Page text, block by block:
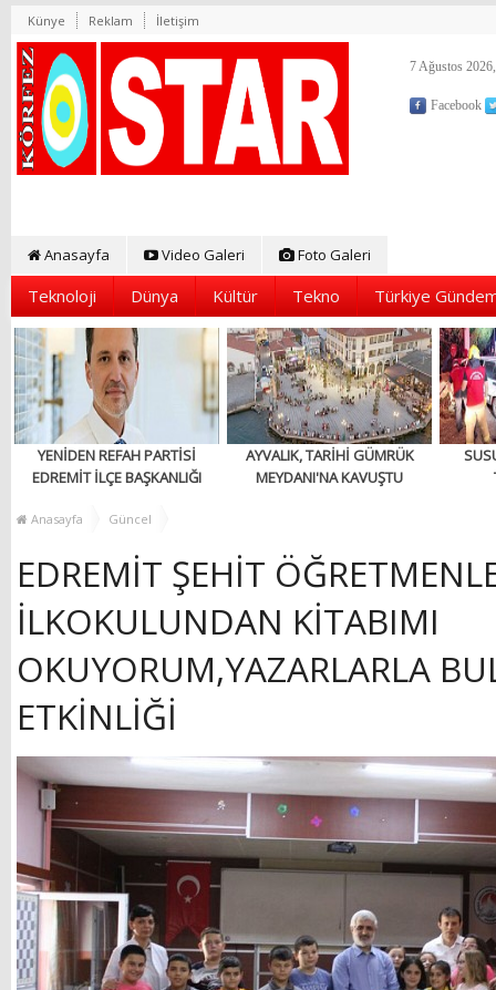
Künye Reklam İletişim
7 Ağustos
Facebook
Anasayfa Video Galeri Foto Galeri
Teknoloji Dünya Kültür Tekno Türkiye
YENİDEN REFAH PARTİSİ
EDREMİT İLÇE BAŞKANLIĞI
AÇILIYOR!
AYVALIK, TARİHİ GÜMRÜK
MEYDANI'NA KAVUŞTU
Anasayfa Güncel
EDREMİT ŞEHİT
İLKOKULUNDAN KİTABIMI
OKUYORUM,YAZARLARLA
ETKİNLİĞİ